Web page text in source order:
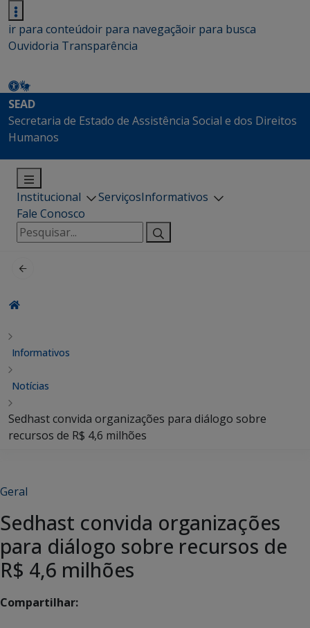
ir para conteúdoir para navegaçãoir para busca
Ouvidoria Transparência
SEAD
Secretaria de Estado de Assistência Social e dos Direitos
Humanos
Institucional ServiçosInformativos
Fale Conosco
Pesquisar
por:
Informativos
Notícias
Sedhast convida organizações para diálogo sobre
recursos de R$ 4,6 milhões
Geral
Sedhast convida organizações
para diálogo sobre recursos de
R$ 4,6 milhões
Compartilhar: